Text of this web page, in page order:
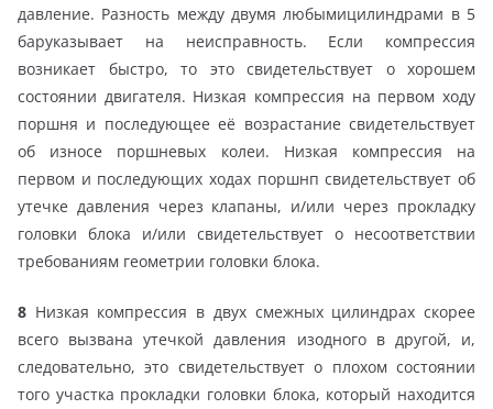
давление. Разность между двумя любымицилиндрами в 5
баруказывает на неисправность. Если компрессия
возникает быстро, то это свидетельствует о хорошем
состоянии двигателя. Низкая компрессия на первом ходу
поршня и последующее её возрастание свидетельствует
об износе поршневых колеи. Низкая компрессия на
первом и последующих ходах поршнп свидетельствует об
утечке давления через клапаны, и/или через прокладку
головки блока и/или свидетельствует о несоответствии
требованиям геометрии головки блока.
8 Низкая компрессия в двух смежных цилиндрах скорее
всего вызвана утечкой давления изодного в другой, и,
следовательно, это свидетельствует о плохом состоянии
того участка прокладки головки блока, который находится